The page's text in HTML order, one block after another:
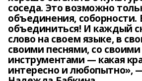
соседа. Это возможно
объединения, соборности.
объединиться! И каждый
слово на своем языке, в
своими песнями, со своими
инструментами — какая
интересно и любопытно»,